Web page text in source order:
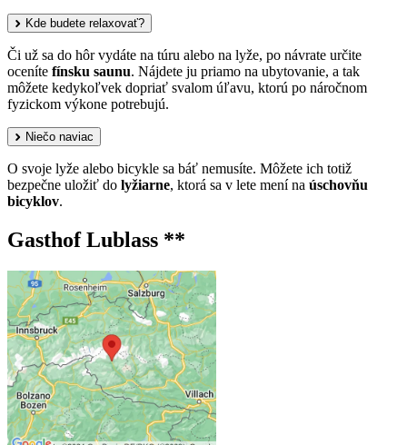
Kde budete relaxovať?
Či už sa do hôr vydáte na túru alebo na lyže, po návrate určite
oceníte fínsku saunu. Nájdete ju priamo na ubytovanie, a tak
môžete kedykoľvek dopriať svalom úľavu, ktorú po náročnom
fyzickom výkone potrebujú.
Niečo naviac
O svoje lyže alebo bicykle sa báť nemusíte. Môžete ich totiž
bezpečne uložiť do lyžiarne, ktorá sa v lete mení na úschovňu
bicyklov.
Gasthof Lublass **